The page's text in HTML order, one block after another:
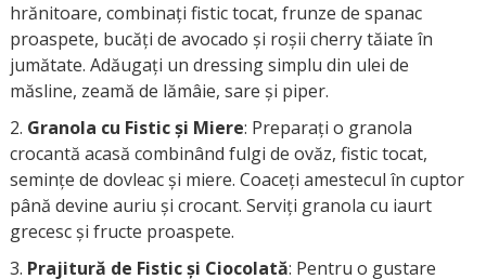
hrănitoare, combinați fistic tocat, frunze de spanac
proaspete, bucăți de avocado și roșii cherry tăiate în
jumătate. Adăugați un dressing simplu din ulei de
măsline, zeamă de lămâie, sare și piper.
Granola cu Fistic și Miere: Preparați o granola
crocantă acasă combinând fulgi de ovăz, fistic tocat,
semințe de dovleac și miere. Coaceți amestecul în cuptor
până devine auriu și crocant. Serviți granola cu iaurt
grecesc și fructe proaspete.
Prajitură de Fistic și Ciocolată: Pentru o gustare